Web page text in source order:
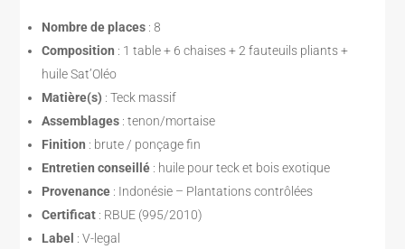
était :
719,90 €.599,00 €.
Nombre de places : 8
Composition : 1 table + 6 chaises + 2 fauteuils pliants +
huile Sat’Oléo
Matière(s) : Teck massif
Assemblages : tenon/mortaise
Finition : brute / ponçage fin
Entretien conseillé : huile pour teck et bois exotique
Provenance : Indonésie – Plantations contrôlées
Certificat : RBUE (995/2010)
Label : V-legal